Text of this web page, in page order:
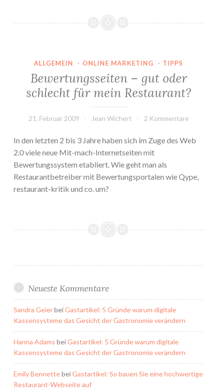
ALLGEMEIN · ONLINE MARKETING · TIPPS
Bewertungsseiten – gut oder
schlecht für mein Restaurant?
21. Februar 2009 Jean Wichert 2 Kommentare
In den letzten 2 bis 3 Jahre haben sich im Zuge des Web
2.0 viele neue Mit-mach-Internetseiten mit
Bewertungssystem etabliert. Wie geht man als
Restaurantbetreiber mit Bewertungsportalen wie Qype,
restaurant-kritik und co. um?
Neueste Kommentare
Sandra GeierbeiGastartikel: 5 Gründe warum digitale
Kassensysteme das Gesicht der Gastronomie verändern
Hanna Adams beiGastartikel: 5 Gründe warum digitale
Kassensysteme das Gesicht der Gastronomie verändern
Emily BennettebeiGastartikel: So bauen Sie eine hochwertige
Restaurant-Webseite auf